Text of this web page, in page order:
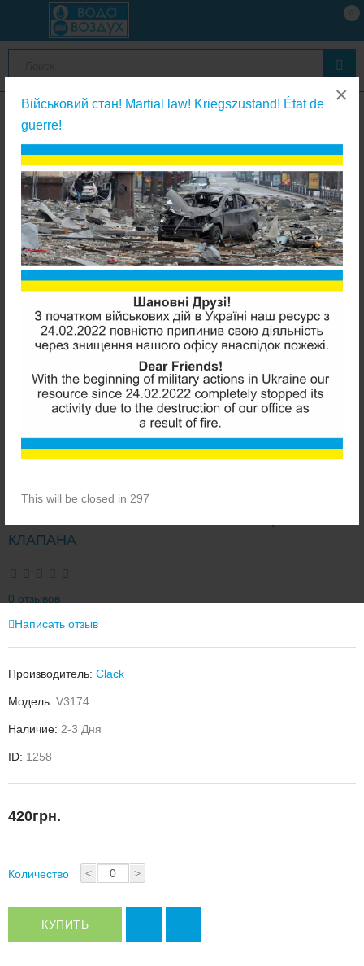
Військовий стан! Martial law! Kriegszustand! État de
guerre!
This will be closed in 297
×
0
Запчасти к клапанам управления
Clack V3174 поршень регенерации
КЛАПАНА
0 отзывов
Написать отзыв
Производитель: Clack
Модель: V3174
Наличие: 2-3 Дня
ID: 1258
420грн.
Количество < >
КУПИТЬ